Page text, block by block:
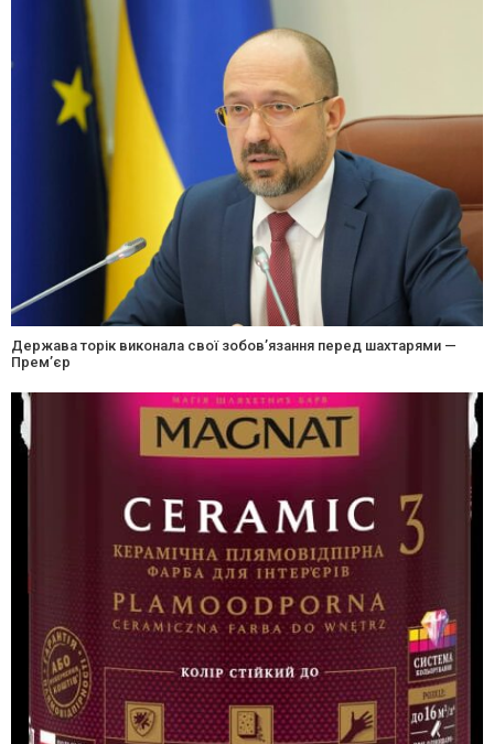
Держава торік виконала свої зобов’язання перед шахтарями —
Прем’єр